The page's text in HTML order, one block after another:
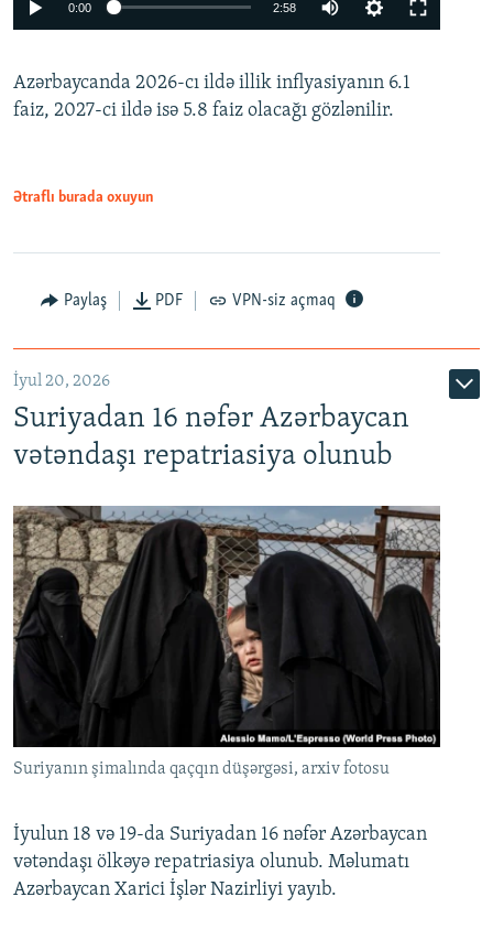
Auto
0:00 2:58
360p
480p
Azərbaycanda 2026-cı ildə illik inflyasiyanın 6.1
faiz, 2027-ci ildə isə 5.8 faiz olacağı gözlənilir.
Ətraflı burada oxuyun
Paylaş PDF VPN-siz açmaq
İyul 20, 2026
Suriyadan 16 nəfər Azərbaycan
vətəndaşı repatriasiya olunub
Suriyanın şimalında qaçqın düşərgəsi, arxiv fotosu
İyulun 18 və 19-da Suriyadan 16 nəfər Azərbaycan
vətəndaşı ölkəyə repatriasiya olunub. Məlumatı
Azərbaycan Xarici İşlər Nazirliyi yayıb.